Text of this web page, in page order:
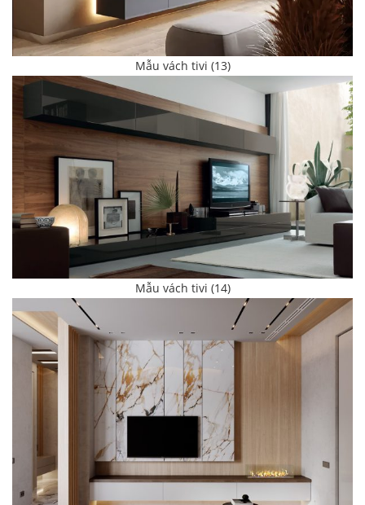
Mẫu vách tivi (13)
Mẫu vách tivi (14)